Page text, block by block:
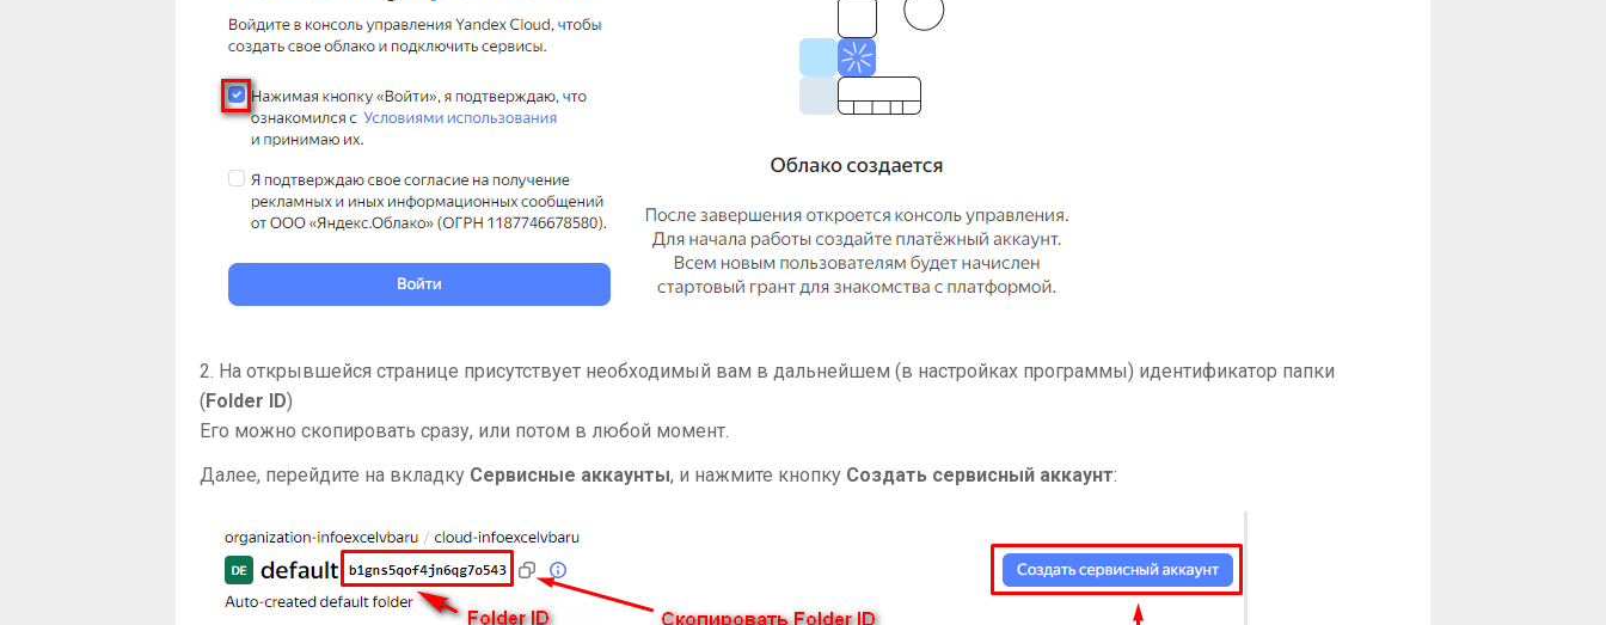
2. На открывшейся странице присутствует необходимый вам в дальнейшем (в настройках программы) идентификатор папки
(Folder ID)
Его можно скопировать сразу, или потом в любой момент.
Далее, перейдите на вкладку Сервисные аккаунты, и нажмите кнопку Создать сервисный аккаунт: